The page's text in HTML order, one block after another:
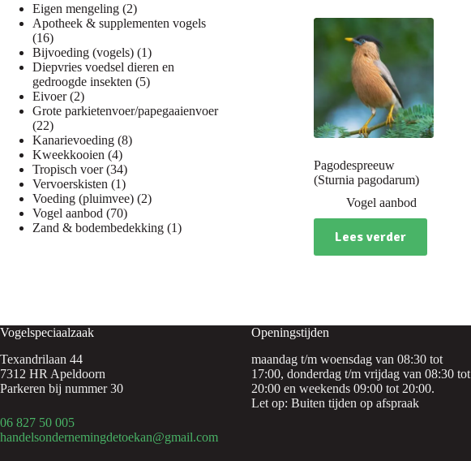
Pagodespreeuw
(Sturnia pagodarum)
Vogel aanbod
Lees verder
Eigen mengeling 22
producten
Apotheek & supplementen vogels
1616
producten
Bijvoeding (vogels) 11
product
Diepvries voedsel dieren en
gedroogde insekten
55
Eivoer 22
producten
Grote parkietenvoer/papegaaienvoer
2222
producten
Kanarievoeding 88
Kweekkooien 44
producten
Tropisch voer 3434
producten
Vervoerskisten 11
product
Voeding (pluimvee) 22
Vogel aanbod 7070
producten
Zand & bodembedekking 11
Vogelspeciaalzaak
Texandrilaan 44
7312 HR Apeldoorn
Parkeren bij nummer 30
06 827 50 005
handelsondernemingdetoekan@gmail.com
Openingstijden
maandag t/m woensdag van 08:30 tot
17:00, donderdag t/m vrijdag van 08:30 tot
20:00 en weekends 09:00 tot 20:00.
Let op: Buiten tijden op afspraak